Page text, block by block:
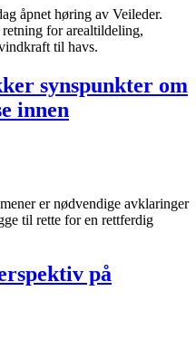
åpnet høring av Veileder.
retning for arealtildeling,
til havs.
synspunkter om
innen
er nødvendige avklaringer
til rette for en rettferdig
på